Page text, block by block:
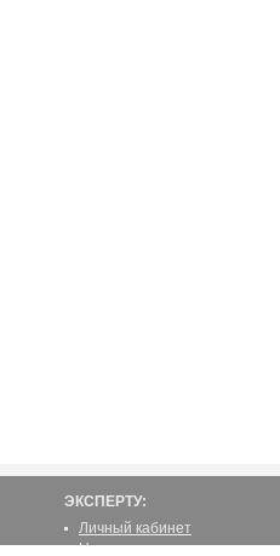
ЭКСПЕРТУ:
Личный кабинет
Написать статью